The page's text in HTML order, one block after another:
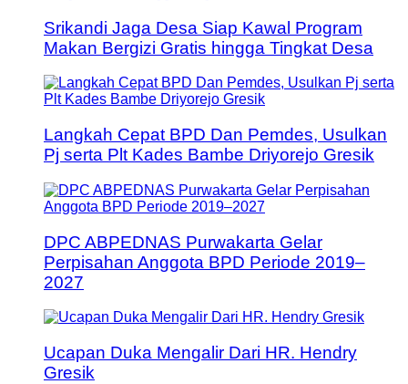
Srikandi Jaga Desa Siap Kawal Program
Makan Bergizi Gratis hingga Tingkat Desa
Langkah Cepat BPD Dan Pemdes, Usulkan
Pj serta Plt Kades Bambe Driyorejo Gresik
DPC ABPEDNAS Purwakarta Gelar
Perpisahan Anggota BPD Periode 2019–
2027
Ucapan Duka Mengalir Dari HR. Hendry
Gresik